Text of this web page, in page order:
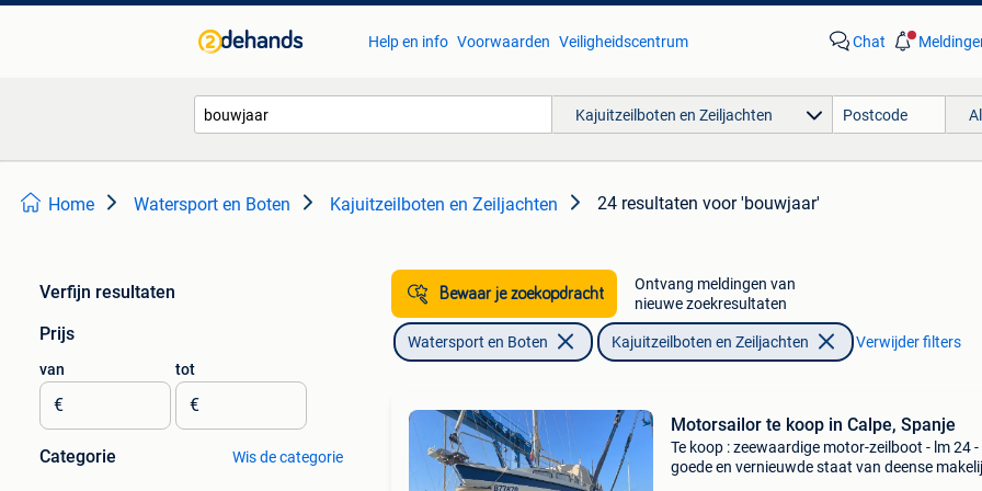
Help en info Voorwaarden Veiligheidscentrum Chat
Kajuitzeilboten en Zeiljachten
Home Watersport en Boten Kajuitzeilboten en Zeiljachten 24 resultaten voor 'bouwjaar'
Verfijn resultaten
Prijs
van
€
tot
€
Categorie Wis de categorie
Bewaar je zoekopdracht
Ontvang meldingen van
nieuwe zoekresultaten
Watersport en Boten Kajuitzeilboten en Zeiljachten Verwijder filters
Motorsailor te koop in Calpe, Spanje
Te koop : zeewaardige motor-zeilboot - lm 24 -
goede en vernieuwde staat van deense